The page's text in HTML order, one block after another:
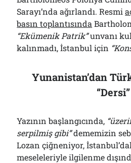
Sarayı’nda ağırlandı. Resmi
basın toplantısında
“Ekümenik Patrik”unvanı
kalınmadı, İstanbul için
Yunanistan’dan
“Dersi”
Yazının başlangıcında, “ü
serpilmiş gibi”dememizin
Lozan çiğneniyor,
meseleleriyle ilgilenme